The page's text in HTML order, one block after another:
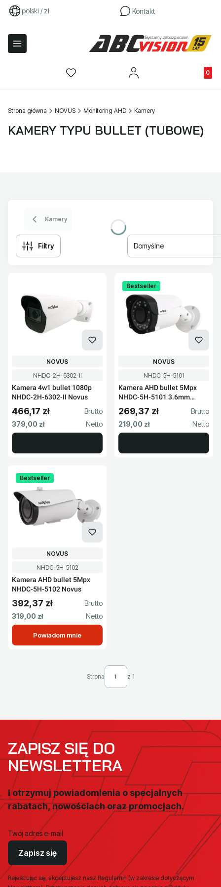
polski / zł Kontakt
Strona główna NOVUS Monitoring AHD Kamery
KAMERY TYPU BULLET (TUBOWE)
Kamery
Filtry Domyślne
Kod produktu
NHDC-2H-6302-II
Kamera 4w1 bullet 1080p
NHDC-2H-6302-II Novus
PRODUCENT
NOVUS
Cena brutto
466,17 zł
Cena netto
379,00 zł
Bestseller
Kod produktu
NHDC-5H-5101
Kamera AHD bullet 5Mpx
NHDC-5H-5101 3.6mm
Novus
PRODUCENT
NOVUS
Cena brutto
269,37 zł
Cena netto
219,00 zł
Bestseller
Kod produktu
NHDC-5H-5102
Kamera AHD bullet 5Mpx
NHDC-5H-5102 Novus
PRODUCENT
NOVUS
Cena brutto
392,37 zł
Cena netto
319,00 zł
Powiadom mnie
Strona z 1
ZAPISZ SIĘ DO
NEWSLETTERA
I otrzymuj powiadomienia o specjalnych
rabatach, nowościach oraz promocjach.
Twój adres e-mail
Zapisz się
Rejestrując się, akceptujesz nasz Regulamin (w zakresie dotyczącym